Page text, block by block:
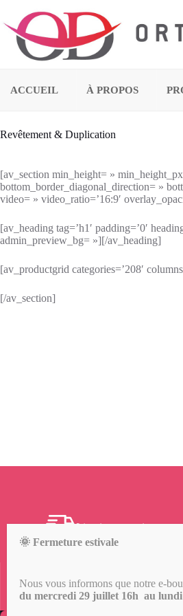
ACCUEIL À PROPOS
Revêtement & Duplication
[av_section min_height= »
bottom_border_diagonal_direction= »
video= » video_ratio=’16:9′
[av_heading tag=’h1′ padding=’0′
admin_preview_bg= »][/av_heading]
[av_productgrid categories=’208′
[/av_section]
Livraison gratuite
Frais de port offerts à partir de 150
🌞 Fermeture estivale
Nous vous informons que notre e-
du mercredi 29 juillet 16h au lundi